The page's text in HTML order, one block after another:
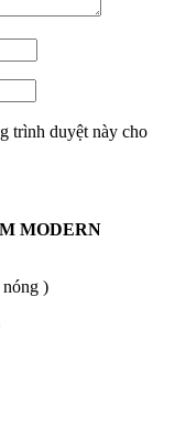
trình duyệt này cho
MODERN
)